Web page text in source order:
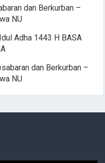
dan Berkurban –
NU
Adha 1443 H BASA
dan Berkurban –
NU